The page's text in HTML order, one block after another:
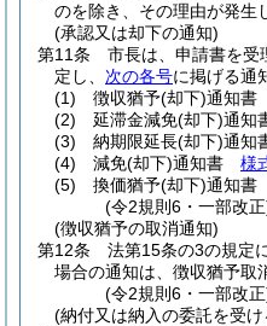
のを除き、その理由が発生
(承認又は却下の通知)
第11条
市長は、申請書を受
定し、 次の各号に掲げる通
(1)
徴収猶予(却下)通知書
(2)
延滞金減免(却下)通知
(3)
納期限延長(却下)通知
(4)
減免(却下)通知書 様
(5)
換価猶予(却下)通知書
(令2規則6・一部改
(徴収猶予の取消通知)
第12条
法第15条の3の規定
場合の通知は、徴収猶予取
(令2規則6・一部改
(納付又は納入の委託を受